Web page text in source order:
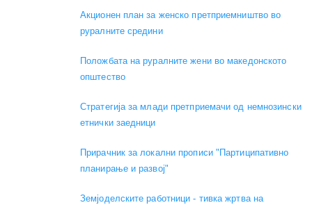
Акционен план за женско претприемништво во
руралните средини
Положбата на руралните жени во македонското
општество
Стратегија за млади претприемачи од немнозински
етнички заедници
Прирачник за локални прописи "Партиципативно
планирање и развој"
Земјоделските работници - тивка жртва на